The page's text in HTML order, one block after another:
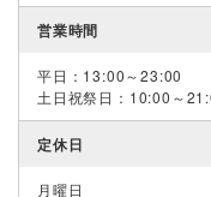
営業時間
平日：13:00～23:00
土日祝祭日：10:00～
定休日
月曜日